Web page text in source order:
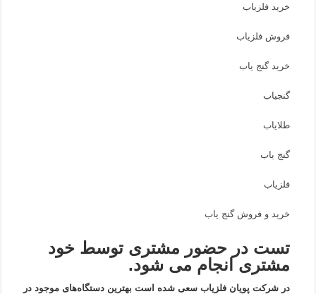
خرید فلزیاب
فروش فلزیاب
خرید گنج یاب
گنجیاب
طلایاب
گنج یاب
فلزیاب
خرید و فروش گنج یاب
تست در حضور مشتری توسط خود
مشتری انجام می شود.
در شرکت پویان فلزیاب سعی شده است بهترین دستگاه‌های موجود در